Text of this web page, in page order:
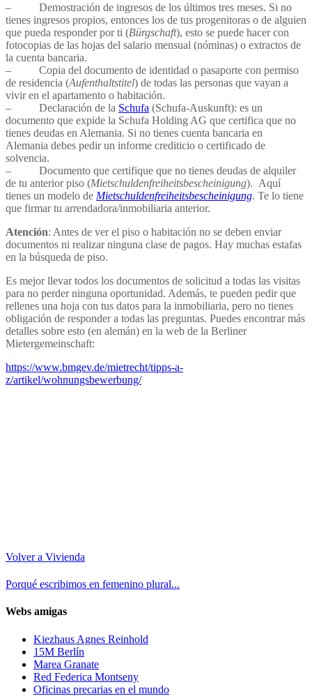
– Demostración de ingresos de los últimos tres meses. Si no
tienes ingresos propios, entonces los de tus progenitoras o de alguien
que pueda responder por ti (Bürgschaft), esto se puede hacer con
fotocopias de las hojas del salario mensual (nóminas) o extractos de
la cuenta bancaria.
– Copia del documento de identidad o pasaporte con permiso
de residencia (Aufenthaltstitel) de todas las personas que vayan a
vivir en el apartamento o habitación.
– Declaración de la Schufa (Schufa-Auskunft): es un
documento que expide la Schufa Holding AG que certifica que no
tienes deudas en Alemania. Si no tienes cuenta bancaria en
Alemania debes pedir un informe crediticio o certificado de
solvencia.
– Documento que certifique que no tienes deudas de alquiler
de tu anterior piso (Mietschuldenfreiheitsbescheinigung). Aquí
tienes un modelo de Mietschuldenfreiheitsbescheinigung. Te lo tiene
que firmar tu arrendadora/inmobiliaria anterior.
Atención: Antes de ver el piso o habitación no se deben enviar
documentos ni realizar ninguna clase de pagos. Hay muchas estafas
en la búsqueda de piso.
Es mejor llevar todos los documentos de solicitud a todas las visitas
para no perder ninguna oportunidad. Además, te pueden pedir que
rellenes una hoja con tus datos para la inmobiliaria, pero no tienes
obligación de responder a todas las preguntas. Puedes encontrar más
detalles sobre esto (en alemán) en la web de la Berliner
Mietergemeinschaft:
https://www.bmgev.de/mietrecht/tipps-a-
z/artikel/wohnungsbewerbung/
Volver a Vivienda
Porqué escribimos en femenino plural...
Webs amigas
Kiezhaus Agnes Reinhold
15M Berlín
Marea Granate
Red Federica Montseny
Oficinas precarias en el mundo